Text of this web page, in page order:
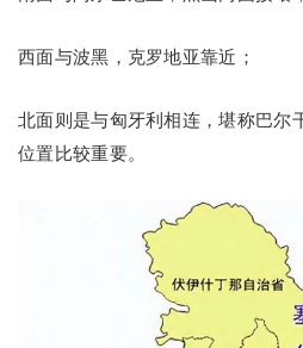
西面与波黑，克罗地亚靠近；
北面则是与匈牙利相连，堪称巴尔
位置比较重要。